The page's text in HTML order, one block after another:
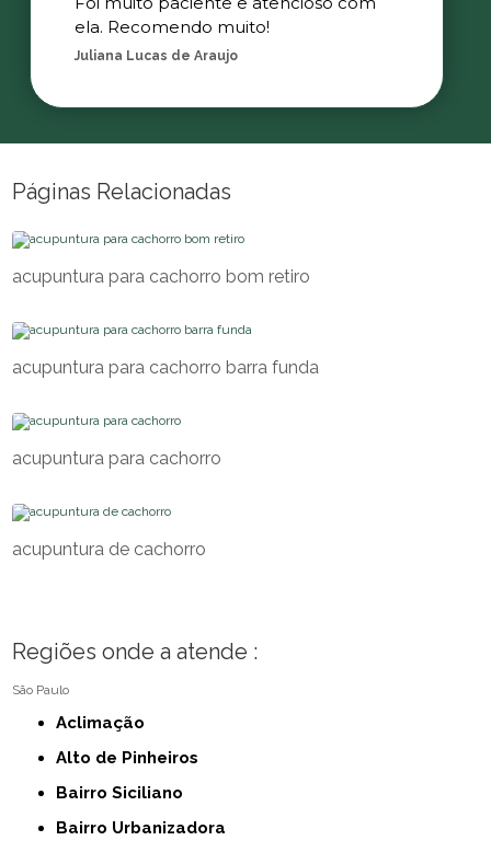
ela. Recomendo muito!
Juliana Lucas de Araujo
Páginas Relacionadas
acupuntura para cachorro bom retiro
acupuntura para cachorro barra funda
acupuntura para cachorro
acupuntura de cachorro
Regiões onde a atende :
São Paulo
Aclimação
Alto de Pinheiros
Bairro Siciliano
Bairro Urbanizadora